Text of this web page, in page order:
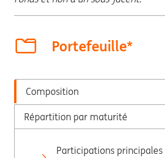
Portefeuille*
Composition
Répartition par maturité
Participations principales